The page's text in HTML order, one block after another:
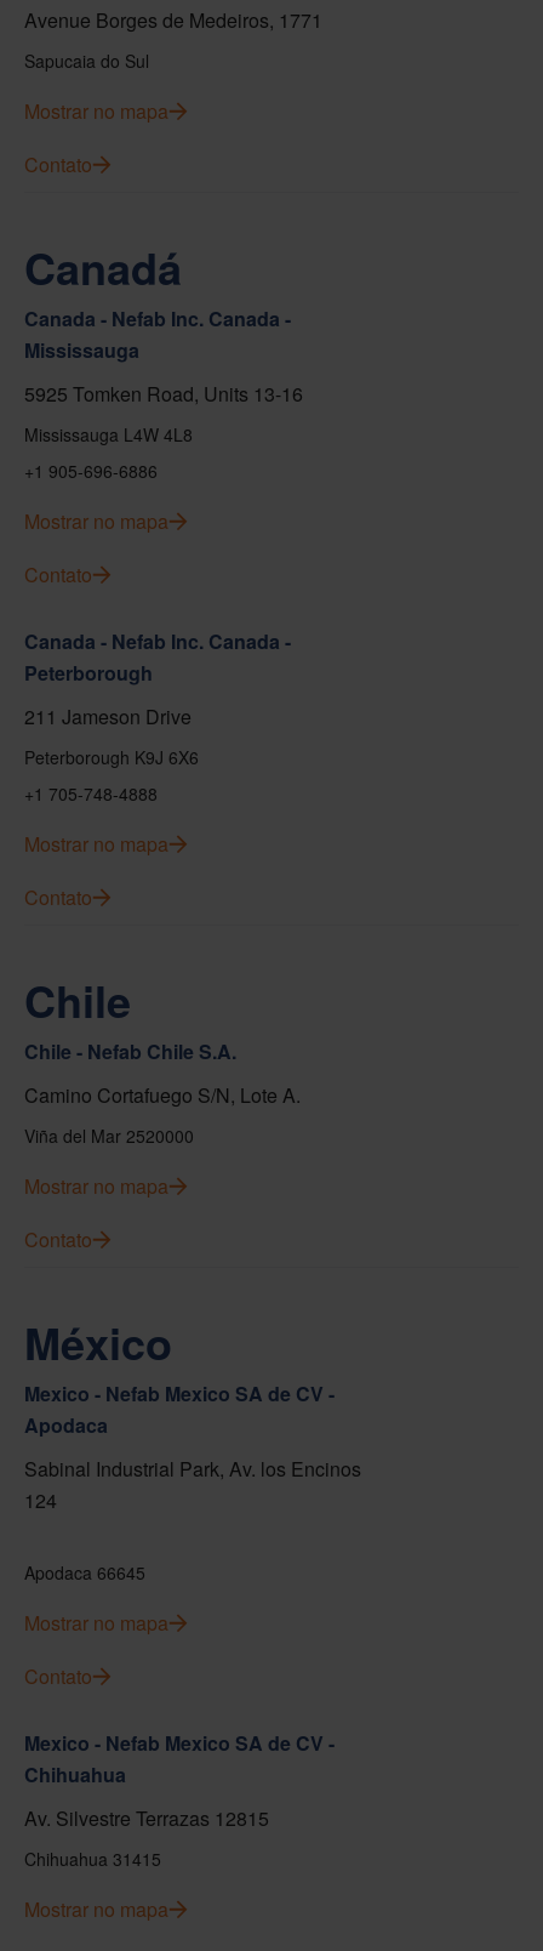
Avenue Borges de Medeiros, 1771
Sapucaia do Sul
Mostrar no mapa
Contato
Canadá
Canada - Nefab Inc. Canada -
Mississauga
5925 Tomken Road, Units 13-16
Mississauga L4W 4L8
+1 905-696-6886
Mostrar no mapa
Contato
Canada - Nefab Inc. Canada -
Peterborough
211 Jameson Drive
Peterborough K9J 6X6
+1 705-748-4888
Mostrar no mapa
Contato
Chile
Chile - Nefab Chile S.A.
Camino Cortafuego S/N, Lote A.
Viña del Mar 2520000
Mostrar no mapa
Contato
México
Mexico - Nefab Mexico SA de CV -
Apodaca
Sabinal Industrial Park, Av. los Encinos
124
Apodaca 66645
Mostrar no mapa
Contato
Mexico - Nefab Mexico SA de CV -
Chihuahua
Av. Silvestre Terrazas 12815
Chihuahua 31415
Mostrar no mapa